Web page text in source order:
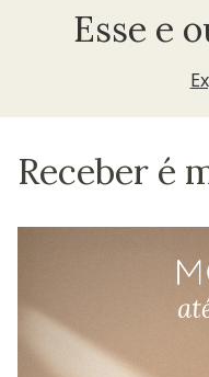
Esse e
Receber é